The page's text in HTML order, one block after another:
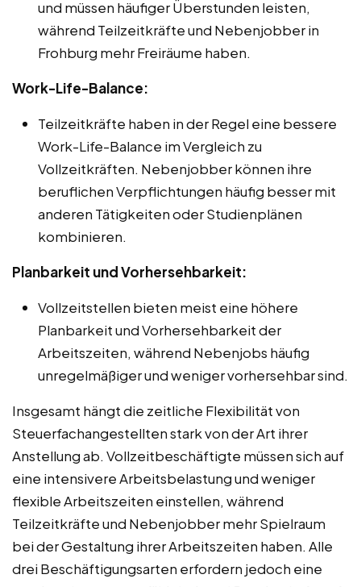
und müssen häufiger Überstunden leisten,
während Teilzeitkräfte und Nebenjobber in
Frohburg mehr Freiräume haben.
Work-Life-Balance:
Teilzeitkräfte haben in der Regel eine bessere
Work-Life-Balance im Vergleich zu
Vollzeitkräften. Nebenjobber können ihre
beruflichen Verpflichtungen häufig besser mit
anderen Tätigkeiten oder Studienplänen
kombinieren.
Planbarkeit und Vorhersehbarkeit:
Vollzeitstellen bieten meist eine höhere
Planbarkeit und Vorhersehbarkeit der
Arbeitszeiten, während Nebenjobs häufig
unregelmäßiger und weniger vorhersehbar sind.
Insgesamt hängt die zeitliche Flexibilität von
Steuerfachangestellten stark von der Art ihrer
Anstellung ab. Vollzeitbeschäftigte müssen sich auf
eine intensivere Arbeitsbelastung und weniger
flexible Arbeitszeiten einstellen, während
Teilzeitkräfte und Nebenjobber mehr Spielraum
bei der Gestaltung ihrer Arbeitszeiten haben. Alle
drei Beschäftigungsarten erfordern jedoch eine